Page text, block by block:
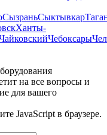
СызраньСыктывкар
Ханты-
Чебоксары
на все вопросы и
для вашего
JavaScript в браузере.